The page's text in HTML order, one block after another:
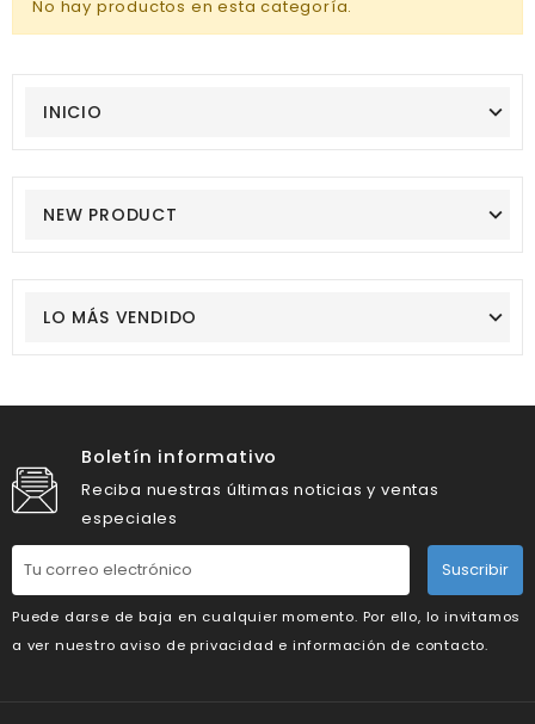
INICIO
NEW PRODUCT
LO MÁS VENDIDO
No hay productos en esta categoría.
Boletín informativo
Reciba nuestras últimas noticias y ventas
especiales
Suscribir
Puede darse de baja en cualquier momento. Por ello, lo invitamos
a ver nuestro aviso de privacidad e información de contacto.